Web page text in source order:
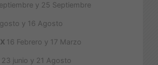
y 25 Septiembre
y 16 Agosto
16 Febrero y 17 Marzo
23 junio y 21 Agosto